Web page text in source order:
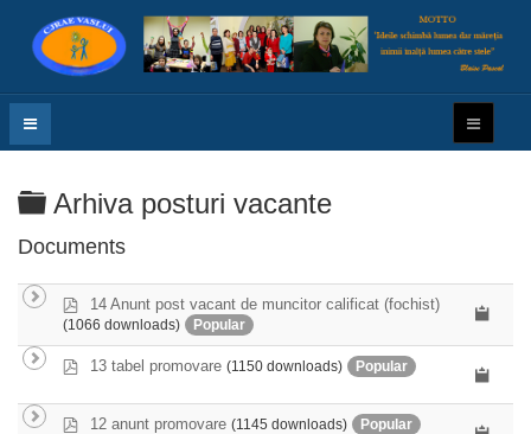
Folder
Arhiva posturi vacante
Documents
d
14 Anunt post vacant de muncitor calificat (fochist)
(1066 downloads) Popular
f
13 tabel promovare (1150 downloads) Popular
12 anunt promovare (1145 downloads) Popular